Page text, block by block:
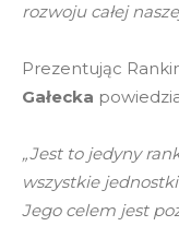
rozwoju całej
Prezentując
Gałecka
„Jest to jedyny
wszystkie
Jego celem jest